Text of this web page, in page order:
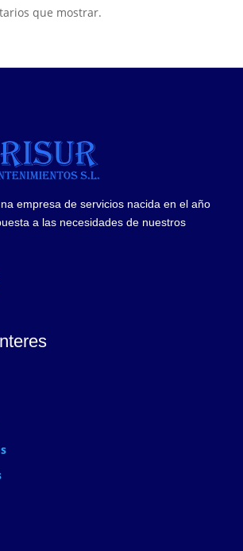
que mostrar.
empresa de servicios nacida en el año
a las necesidades de nuestros